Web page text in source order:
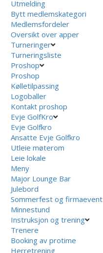
Utmelding
Bytt medlemskategori
Medlemsfordeler
Oversikt over apper
Turneringer
Turneringsliste
Proshop
Proshop
Kølletilpassing
Logoballer
Kontakt proshop
Evje GolfKro
Evje Golfkro
Ansatte Evje Golfkro
Utleie møterom
Leie lokale
Meny
Major Lounge Bar
Julebord
Sommerfest og firmaevent
Minnestund
Instruksjon og trening
Trenere
Booking av protime
Herretrening